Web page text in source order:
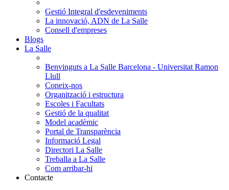
Gestió Integral d'esdeveniments
La innovació, ADN de La Salle
Consell d'empreses
Blogs
La Salle
Benvinguts a La Salle Barcelona - Universitat Ramon
Llull
Coneix-nos
Organització i estructura
Escoles i Facultats
Gestió de la qualitat
Model acadèmic
Portal de Transparència
Informació Legal
Directori La Salle
Treballa a La Salle
Com arribar-hi
Contacte